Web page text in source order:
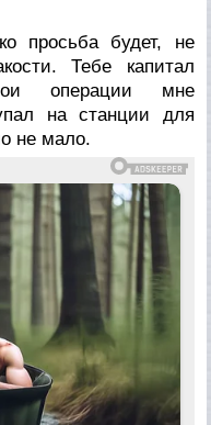
просьба будет, не
Тебе капитал
операции мне
на станции для
не мало.